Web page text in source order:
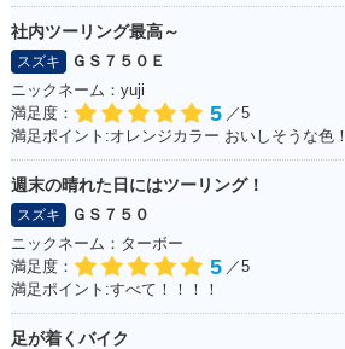
社内ツーリング最高～
スズキ
ＧＳ７５０Ｅ
ニックネーム：yuji
満足度：
5 ／5
満足ポイント:オレンジカラー おいしそうな色！
週末の晴れた日にはツーリング！
スズキ
ＧＳ７５０
ニックネーム：ターボー
満足度：
5 ／5
満足ポイント:すべて！！！！
足が着くバイク